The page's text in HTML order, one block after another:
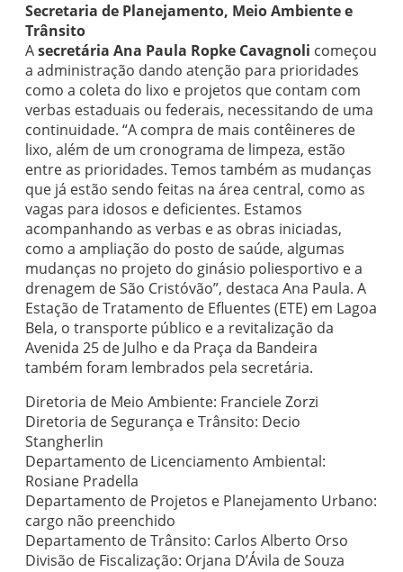
Secretaria de Planejamento, Meio Ambiente e
Trânsito
Asecretária Ana Paula Ropke Cavagnoli começou
a administração dando atenção para prioridades
como a coleta do lixo e projetos que contam com
verbas estaduais ou federais, necessitando de uma
continuidade. “A compra de mais contêineres de
lixo, além de um cronograma de limpeza, estão
entre as prioridades. Temos também as mudanças
que já estão sendo feitas na área central, como as
vagas para idosos e deficientes. Estamos
acompanhando as verbas e as obras iniciadas,
como a ampliação do posto de saúde, algumas
mudanças no projeto do ginásio poliesportivo e a
drenagem de São Cristóvão”, destaca Ana Paula. A
Estação de Tratamento de Efluentes (ETE) em Lagoa
Bela, o transporte público e a revitalização da
Avenida 25 de Julho e da Praça da Bandeira
também foram lembrados pela secretária.
Diretoria de Meio Ambiente: Franciele Zorzi
Diretoria de Segurança e Trânsito: Decio
Stangherlin
Departamento de Licenciamento Ambiental:
Rosiane Pradella
Departamento de Projetos e Planejamento Urbano:
cargo não preenchido
Departamento de Trânsito: Carlos Alberto Orso
Divisão de Fiscalização: Orjana D’Ávila de Souza